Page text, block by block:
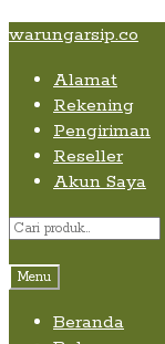
Skip
content
Skip
navigation
Skip
content
warungarsip.co
Alamat
Rekening
Pengiriman
Reseller
Akun Saya
Pencarian
Menu
Beranda